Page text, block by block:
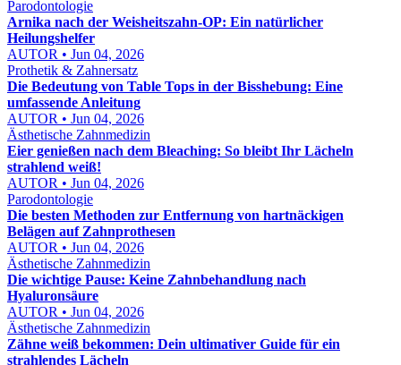
Parodontologie
Arnika nach der Weisheitszahn-OP: Ein natürlicher
Heilungshelfer
AUTOR • Jun 04, 2026
Prothetik & Zahnersatz
Die Bedeutung von Table Tops in der Bisshebung: Eine
umfassende Anleitung
AUTOR • Jun 04, 2026
Ästhetische Zahnmedizin
Eier genießen nach dem Bleaching: So bleibt Ihr Lächeln
strahlend weiß!
AUTOR • Jun 04, 2026
Parodontologie
Die besten Methoden zur Entfernung von hartnäckigen
Belägen auf Zahnprothesen
AUTOR • Jun 04, 2026
Ästhetische Zahnmedizin
Die wichtige Pause: Keine Zahnbehandlung nach
Hyaluronsäure
AUTOR • Jun 04, 2026
Ästhetische Zahnmedizin
Zähne weiß bekommen: Dein ultimativer Guide für ein
strahlendes Lächeln